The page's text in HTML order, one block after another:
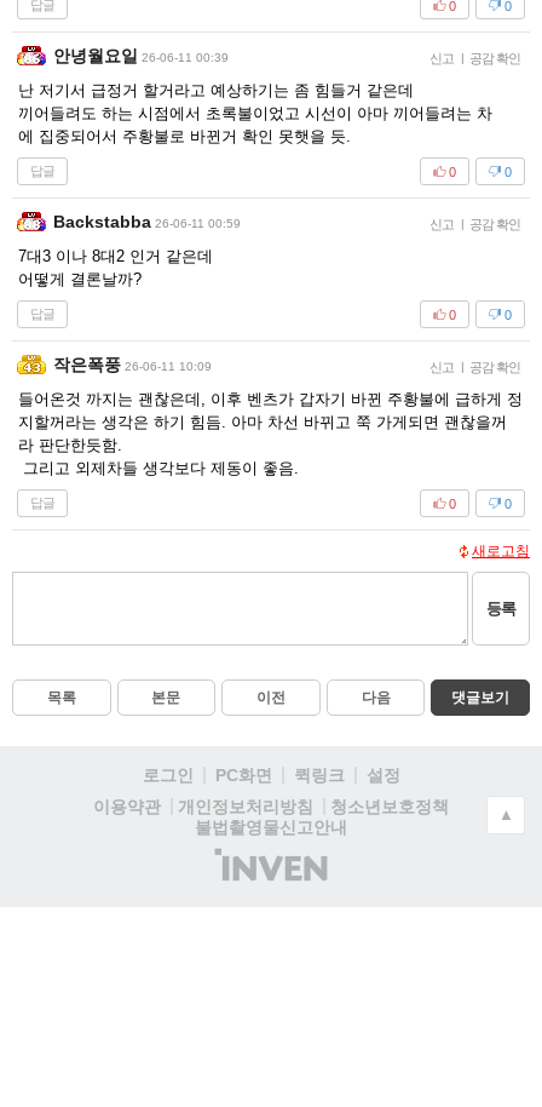
답글 0
0
안녕월요일 26-06-11 00:39 신고 | 공감 확인
난 저기서 급정거 할거라고 예상하기는 좀 힘들거 같은데
끼어들려도 하는 시점에서 초록불이었고 시선이 아마 끼어들려는 차
에 집중되어서 주황불로 바뀐거 확인 못햇을 듯.
답글 0
0
Backstabba 26-06-11 00:59 신고 | 공감 확인
7대3 이나 8대2 인거 같은데
어떻게 결론날까?
답글 0
0
작은폭풍 26-06-11 10:09 신고 | 공감 확인
들어온것 까지는 괜찮은데, 이후 벤츠가 갑자기 바뀐 주황불에 급하게 정
지할꺼라는 생각은 하기 힘듬. 아마 차선 바뀌고 쭉 가게되면 괜찮을꺼
라 판단한듯함.
그리고 외제차들 생각보다 제동이 좋음.
답글 0
0
새로고침
등록
목록 본문 이전 다음 댓글보기
로그인 PC화면 퀵링크
설정
이용약관
개인정보처리방침
청소년보호정책
불법촬영물신고안내
(주)
인
▲